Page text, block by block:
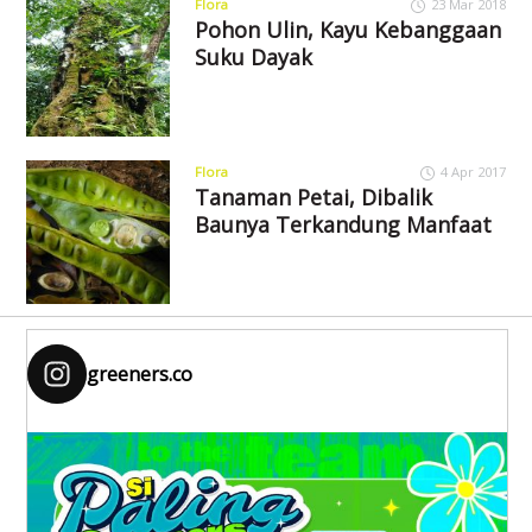
Flora 23 Mar 2018
Pohon Ulin, Kayu Kebanggaan
Suku Dayak
Flora 4 Apr 2017
Tanaman Petai, Dibalik
Baunya Terkandung Manfaat
greeners.co